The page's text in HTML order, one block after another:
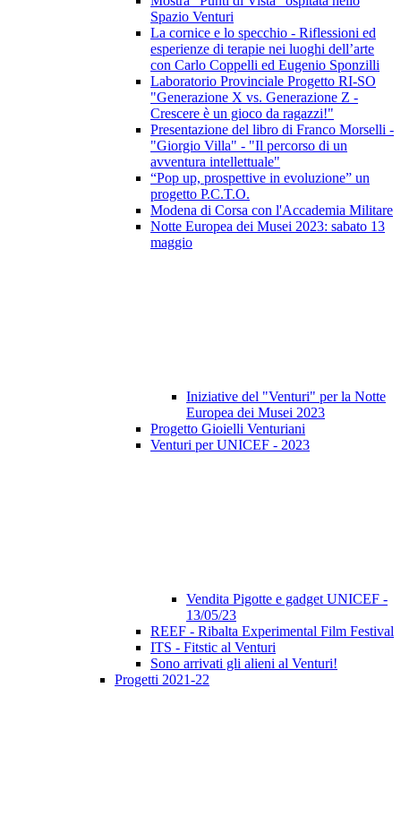
Spazio Venturi
La cornice e lo specchio - Riflessioni ed
esperienze di terapie nei luoghi dell’arte
con Carlo Coppelli ed Eugenio Sponzilli
Laboratorio Provinciale Progetto RI-SO
"Generazione X vs. Generazione Z -
Crescere è un gioco da ragazzi!"
Presentazione del libro di Franco Morselli -
"Giorgio Villa" - "Il percorso di un
avventura intellettuale"
“Pop up, prospettive in evoluzione” un
progetto P.C.T.O.
Modena di Corsa con l'Accademia Militare
Notte Europea dei Musei 2023: sabato 13
maggio
Iniziative del "Venturi" per la Notte
Europea dei Musei 2023
Progetto Gioielli Venturiani
Venturi per UNICEF - 2023
Vendita Pigotte e gadget UNICEF -
13/05/23
REEF - Ribalta Experimental Film Festival
ITS - Fitstic al Venturi
Sono arrivati gli alieni al Venturi!
Progetti 2021-22